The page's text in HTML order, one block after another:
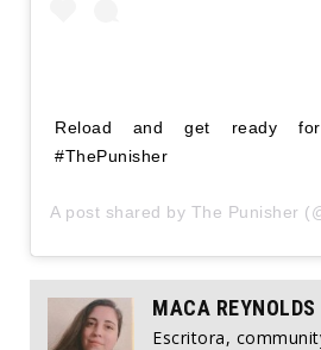
Reload and get ready for
#ThePunisher
A post shared by The Punisher
MACA REYNOLDS
Escritora,